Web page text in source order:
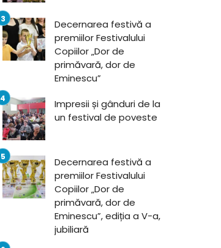
Decernarea festivă a
premiilor Festivalului
Copiilor „Dor de
primăvară, dor de
Eminescu”
Impresii și gânduri de la
un festival de poveste
Decernarea festivă a
premiilor Festivalului
Copiilor „Dor de
primăvară, dor de
Eminescu”, ediția a V-a,
jubiliară